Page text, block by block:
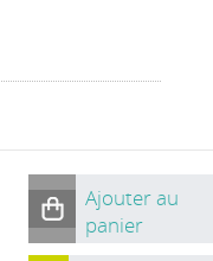
Ajouter au
panier